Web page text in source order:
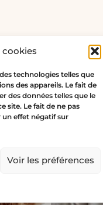
cookies
technologies telles que
des appareils. Le fait de
des données telles que le
site. Le fait de ne pas
effet négatif sur
Voir les préférences
à l’adopter ?
sur vous et